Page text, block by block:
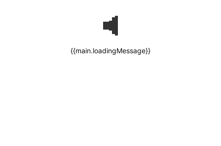
{{main.loadingMessage}}